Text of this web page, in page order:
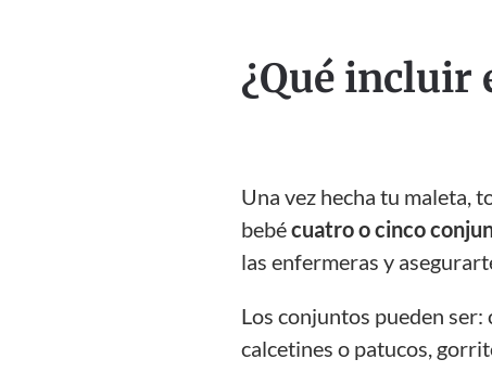
¿Qué incluir
Una vez hecha tu maleta,
bebécuatro o cinco
las enfermeras y
Los conjuntos pueden ser:
calcetines o patucos,